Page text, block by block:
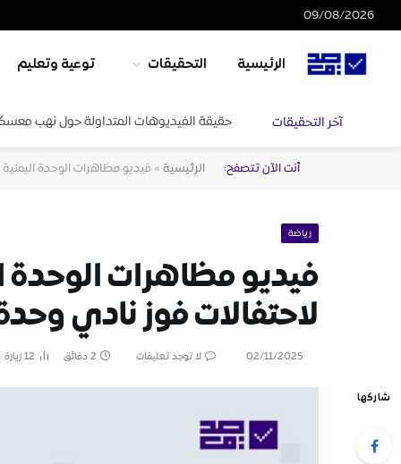
09/08/2026
الرئيسية التحقيقات توعية وتعليم
آخر التحقيقات حقيقة الفيديوهات المتداولة حول نهب
أنت الآن تتصفح: الرئيسية»فيديو مظاهرات الوحدة
رياضة
فيديو مظاهرات
لاحتفالات فوز نادي
02/11/2025 لا توجد تعليقات 2 دقائق 12زيارة
شاركها